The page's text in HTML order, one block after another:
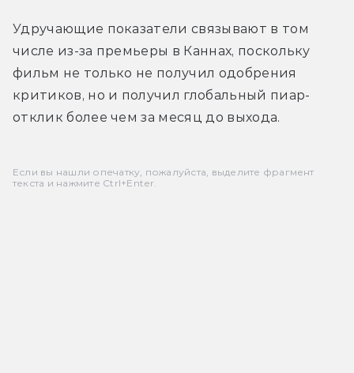
Удручающие показатели связывают в том
числе из-за премьеры в Каннах, поскольку
фильм не только не получил одобрения
критиков, но и получил глобальный пиар-
отклик более чем за месяц до выхода.
Если вы нашли опечатку, пожалуйста, выделите фрагмент
текста и нажмите Ctrl+Enter.